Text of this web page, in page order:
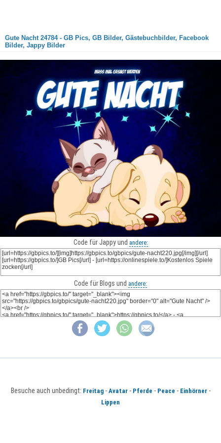
Gute Nacht 24784 - GB Pics, GB Bilder, Gästebuchbilder, Facebook
Bilder, Jappy Bilder
Code für Jappy und andere:
Code für Blogs und andere:
Besuche auch unbedingt: Freitag- Avatar- Pferde - Peace - Einhörner-
Lippen